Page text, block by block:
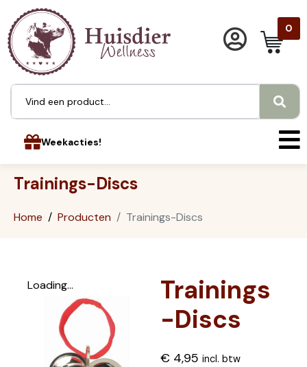
0
Weekacties!
Trainings-Discs
Home Producten Trainings-Discs
Loading...
Trainings
-Discs
€ 4,95 incl. btw